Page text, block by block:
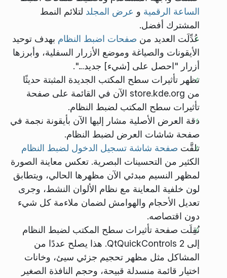
الساعة الرقمية و عرض المجلد لتلائم النمط
المشترك أفضل.
عُدِّلَت العديد من صفحات اضبط النظام بهدف توحيد
الأيقونات والصياغة وموضع الأزرار السفلية، وأبرزها
أزرار "احصل على [شيء] جديد...".
تظهر تأثيرات سطح المكتب الجديدة المثبتة حديثًا
من store.kde.org الآن في القائمة على صفحة
تأثيرات سطح المكتب لضبط النظام.
دقة العرض الأصلية مشار إليها الآن بأيقونة نجمة في
صفحة شاشات العرض لضبط النظام.
تلقَّت صفحة شاشة تسجيل الدخول لضبط النظام
الكثير من التحسينات البصرية. تعكس معاينة الصورة
لمظهر النسيم مبدئي الآن مظهرها الحالي، ويتطابق
لون خلفية المعاينة مع نظام الألوان النشط، وجرى
تعديل الأحجام والهوامش لضمان ملاءمة كل شيء
دون اقتصاصه.
نُقِلَت صفحة تأثيرات سطح المكتب لضبط النظام
إلى QtQuickControls 2. هذا يصلح عددًا من
المشاكل مثل مظهر تحجيم جزئي سيئ، وخانات
اختيار قائمة منسدلة قبيحة، وحجم النافذة الصغير